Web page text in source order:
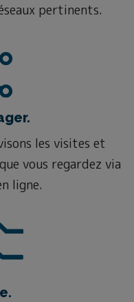
pertinents.
les visites et
vous regardez via
ligne.